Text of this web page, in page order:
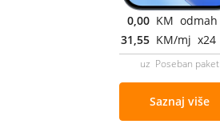
0,00 KM odmah
31,55 KM/mj x24
uz Poseban paket
Saznaj više